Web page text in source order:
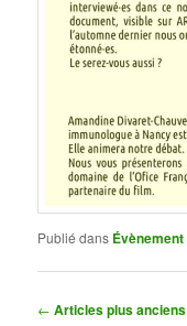
Publié dans Évènement
Navigation
← Articles plus anciens